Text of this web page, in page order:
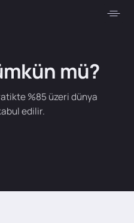
mü?
%85 üzeri dünya
edilir.